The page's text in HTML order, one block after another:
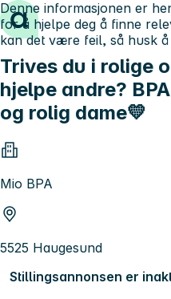
Hopp til innhold
Trives du i rolige
hjelpe andre?
og rolig dame💛
Mio BPA
5525 Haugesund
Stillingsannonsen er
Denne informasjonen er
for å hjelpe deg å finne
kan det være feil, så husk